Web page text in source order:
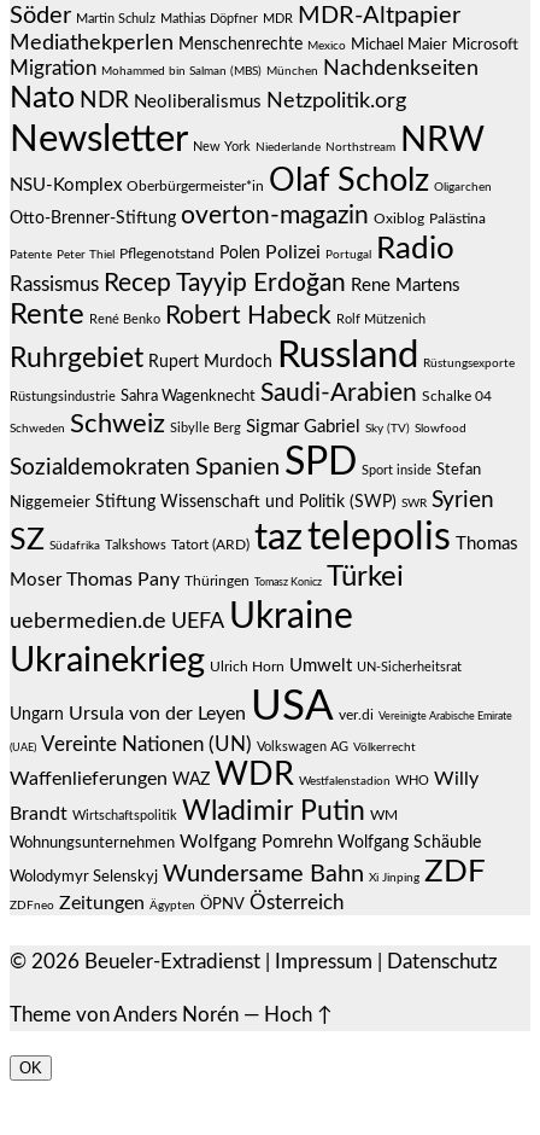
Söder Martin Schulz Mathias Döpfner MDR MDR-Altpapier
Mediathekperlen Menschenrechte Mexico Michael Maier Microsoft
Migration Mohammed bin Salman (MBS) München Nachdenkseiten
Nato NDR Neoliberalismus Netzpolitik.org
Newsletter New York Niederlande Northstream NRW
NSU-Komplex Oberbürgermeister*in Olaf Scholz Oligarchen
Otto-Brenner-Stiftung overton-magazin Oxiblog Palästina
Patente Peter Thiel Pflegenotstand Polen Polizei Portugal Radio
Rassismus Recep Tayyip Erdoğan Rene Martens
Rente René Benko Robert Habeck Rolf Mützenich
Ruhrgebiet Rupert Murdoch Russland Rüstungsexporte
Rüstungsindustrie Sahra Wagenknecht Saudi-Arabien Schalke 04
Schweden Schweiz Sibylle Berg Sigmar Gabriel Sky (TV) Slowfood
Sozialdemokraten Spanien SPD Sport inside Stefan
Niggemeier Stiftung Wissenschaft und Politik (SWP) SWR Syrien
SZ Südafrika Talkshows Tatort (ARD) taztelepolis
Thomas
Moser Thomas Pany Thüringen Tomasz Konicz Türkei
uebermedien.de UEFA Ukraine
Ukrainekrieg Ulrich Horn Umwelt UN-Sicherheitsrat
Ungarn Ursula von der Leyen USA ver.di Vereinigte Arabische Emirate
(UAE) Vereinte Nationen (UN) Volkswagen AG Völkerrecht
Waffenlieferungen WAZ WDR Westfalenstadion WHO Willy
Brandt Wirtschaftspolitik Wladimir Putin WM
Wohnungsunternehmen Wolfgang Pomrehn Wolfgang Schäuble
Wolodymyr Selenskyj Wundersame Bahn Xi Jinping ZDF
ZDFneo Zeitungen Ägypten ÖPNV Österreich
© 2026 Beueler-Extradienst Impressum Datenschutz
Theme vonAnders Norén — Hoch ↑
OK